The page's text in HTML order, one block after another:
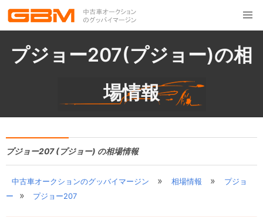
プジョー207(プジョー)の相
場情報
プジョー207 (プジョー) の相場情報
中古車オークションのグッバイマージン » 相場情報 »
プジョ
ー
» プジョー207